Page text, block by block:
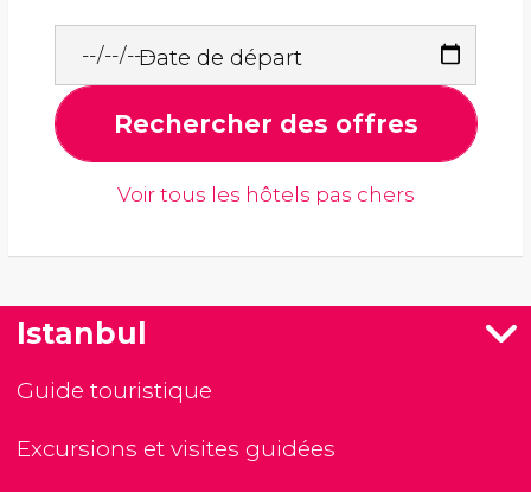
Date de départ
Rechercher des offres
Voir tous les hôtels pas chers
Istanbul
Guide touristique
Excursions et visites guidées